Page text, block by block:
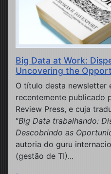
Big Data at Work:
Uncovering the
O título desta newsletter
recentemente publicado
Review Press, e cuja
“Big Data trabalhando:
Descobrindo as
autoria do guru
(gestão de TI)...